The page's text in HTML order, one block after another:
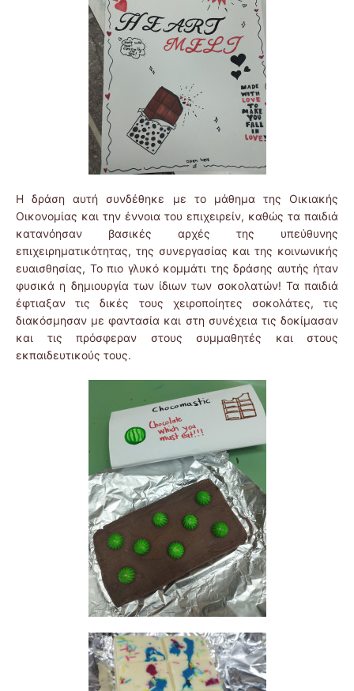
Η δράση αυτή συνδέθηκε με το μάθημα της Οικιακής
Οικονομίας και την έννοια του επιχειρείν, καθώς τα παιδιά
κατανόησαν βασικές αρχές της υπεύθυνης
επιχειρηματικότητας, της συνεργασίας και της κοινωνικής
ευαισθησίας, Το πιο γλυκό κομμάτι της δράσης αυτής ήταν
φυσικά η δημιουργία των ίδιων των σοκολατών! Τα παιδιά
έφτιαξαν τις δικές τους χειροποίητες σοκολάτες, τις
διακόσμησαν με φαντασία και στη συνέχεια τις δοκίμασαν
και τις πρόσφεραν στους συμμαθητές και στους
εκπαιδευτικούς τους.